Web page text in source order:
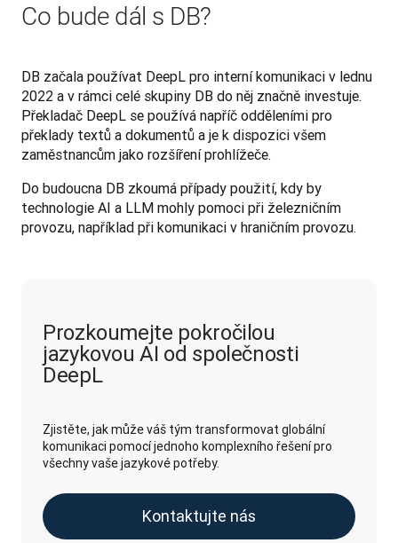
Co bude dál s DB?
DB začala používat DeepL pro interní komunikaci v lednu
2022 a v rámci celé skupiny DB do něj značně investuje.
Překladač DeepL se používá napříč odděleními pro
překlady textů a dokumentů a je k dispozici všem
zaměstnancům jako rozšíření prohlížeče.
Do budoucna DB zkoumá případy použití, kdy by
technologie AI a LLM mohly pomoci při železničním
provozu, například při komunikaci v hraničním provozu.
Prozkoumejte pokročilou
jazykovou AI od společnosti
DeepL
Zjistěte, jak může váš tým transformovat globální
komunikaci pomocí jednoho komplexního řešení pro
všechny vaše jazykové potřeby.
Kontaktujte nás